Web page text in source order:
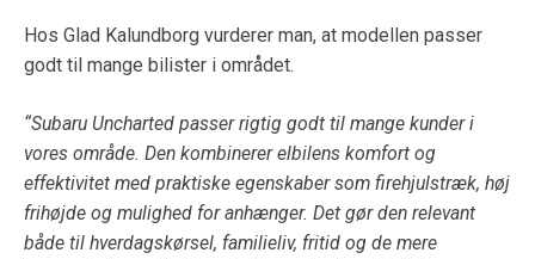
Hos Glad Kalundborg vurderer man, at modellen passer
godt til mange bilister i området.
“Subaru Uncharted passer rigtig godt til mange kunder i
vores område. Den kombinerer elbilens komfort og
effektivitet med praktiske egenskaber som firehjulstræk, høj
frihøjde og mulighed for anhænger. Det gør den relevant
både til hverdagskørsel, familieliv, fritid og de mere